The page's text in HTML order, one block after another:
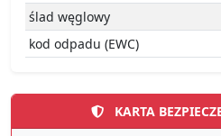
ślad węglowy
kod odpadu (EWC)
KARTA